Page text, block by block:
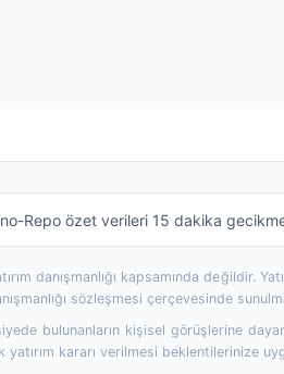
Repo özet verileri 15 dakika
danışmanlığı kapsamında değildir.
sözleşmesi çerçevesinde
bulunanların kişisel görüşlerine
kararı verilmesi beklentilerinize